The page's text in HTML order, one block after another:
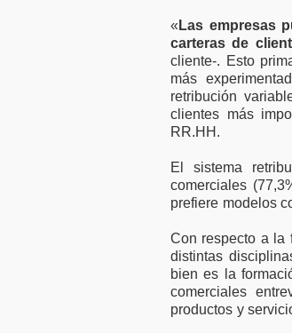
« Las empresas
carteras de
cliente-. Esto
más
retribución
clientes más
RR.HH.
El sistema
comerciales
prefiere modelos
Con respecto a la
distintas
bien es la
comerciales
productos y